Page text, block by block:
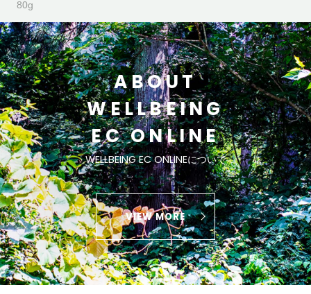
80g
ABOUT
WELLBEING
EC ONLINE
WELLBEING EC ONLINEについて
VIEW MORE